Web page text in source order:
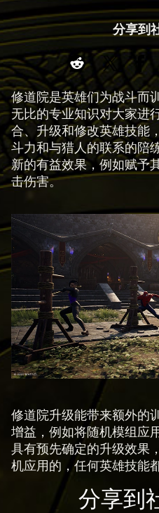
分享到
修道院是英雄们为战斗而
无比的专业知识对大家进
合、升级和修改英雄技能
斗力和与猎人的联系的陪
新的有益效果，例如赋予
击伤害。
修道院升级能带来额外的
增益，例如将随机模组应
具有预先确定的升级效果
机应用的，任何英雄技能
分享到